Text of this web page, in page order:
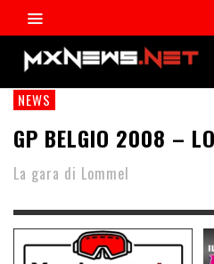
NEWS
GP BELGIO 2008 –
La gara di Lommel